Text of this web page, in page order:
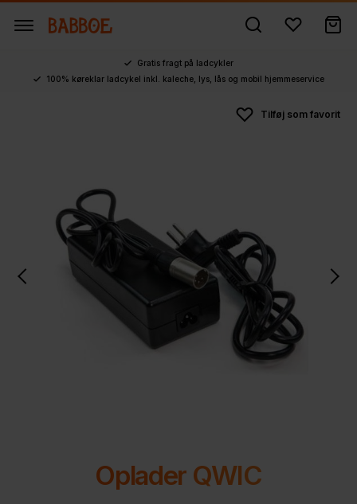
Gratis fragt på ladcykler
100% køreklar ladcykel inkl. kaleche, lys, lås og mobil hjemmeservice
Oplader QWIC